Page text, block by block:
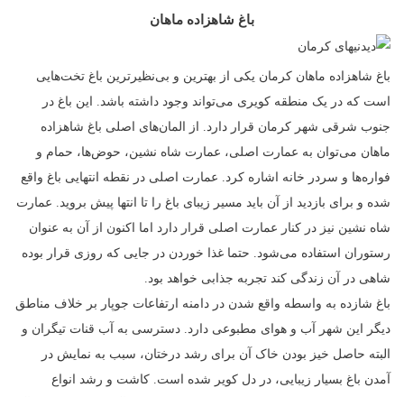
باغ شاهزاده ماهان
باغ شاهزاده ماهان کرمان یکی از بهترین و بی‌نظیرترین باغ تخت‌هایی
است که در یک منطقه کویری می‌تواند وجود داشته باشد. این باغ در
جنوب شرقی شهر کرمان قرار دارد. از المان‌های اصلی باغ شاهزاده
ماهان می‌توان به عمارت اصلی، عمارت شاه نشین، حوض‌ها، حمام و
فواره‌ها و سردر خانه اشاره کرد. عمارت اصلی در نقطه انتهایی باغ واقع
شده و برای بازدید از آن باید مسیر زیبای باغ را تا انتها پیش بروید. عمارت
شاه نشین نیز در کنار عمارت اصلی قرار دارد اما اکنون از آن به عنوان
رستوران استفاده می‌شود. حتما غذا خوردن در جایی که روزی قرار بوده
شاهی در آن زندگی کند تجربه جذابی خواهد بود.
باغ شازده به واسطه واقع شدن در دامنه ارتفاعات جوپار بر خلاف مناطق
دیگر این شهر آب و هوای مطبوعی دارد. دسترسی به آب قنات تیگران و
البته حاصل خیز بودن خاک آن برای رشد درختان، سبب به نمایش در
آمدن باغ بسیار زیبایی، در دل کویر شده است. کاشت و رشد انواع